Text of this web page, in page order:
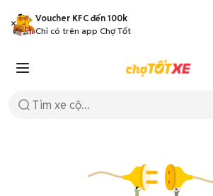
Voucher KFC đến 100k
Chỉ có trên app Chợ Tốt